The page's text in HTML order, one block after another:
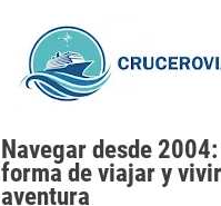
Navegar desde
forma de viajar y
aventura